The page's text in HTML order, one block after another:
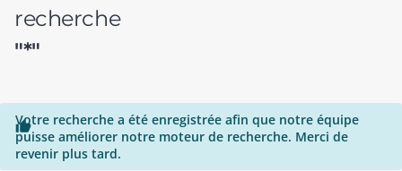
recherche
"*"

Votre recherche a été enregistrée afin que notre équipe
puisse améliorer notre moteur de recherche. Merci de
revenir plus tard.